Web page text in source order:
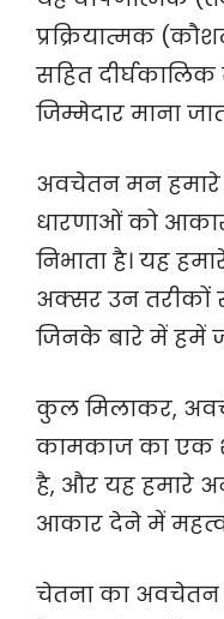
प्रक्रियात्मक
सहित
जिम्मेदार माना
अवचेतन मन हमारे
धारणाओं को
निभाता है। यह
अक्सर उन तरीकों
जिनके बारे में हमें
कुल मिलाकर,
कामकाज का एक
है, और यह हमारे
आकार देने में
चेतना का अवचेतन